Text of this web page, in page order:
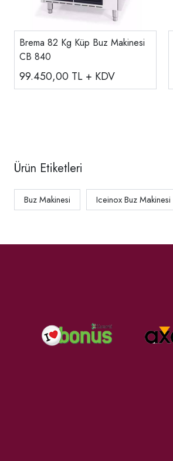
Brema 82 Kg Küp Buz Makinesi
CB 840
99.450,00 TL + KDV
Ürün Etiketleri
Buz Makinesi Iceinox Buz Makinesi